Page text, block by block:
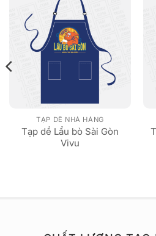
TẠP DỀ NHÀ HÀNG
Tạp dề Lẩu bò Sài Gòn
Vivu